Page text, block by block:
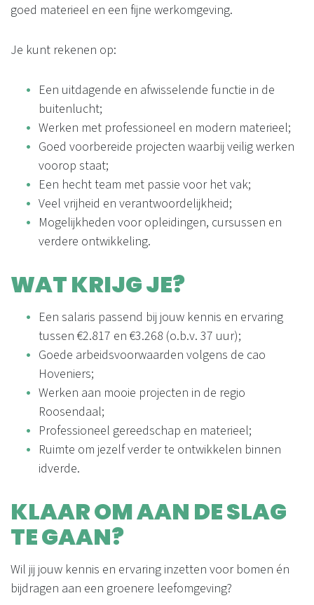
goed materieel en een fijne werkomgeving.
Je kunt rekenen op:
Een uitdagende en afwisselende functie in de
buitenlucht;
Werken met professioneel en modern materieel;
Goed voorbereide projecten waarbij veilig werken
voorop staat;
Een hecht team met passie voor het vak;
Veel vrijheid en verantwoordelijkheid;
Mogelijkheden voor opleidingen, cursussen en
verdere ontwikkeling.
WAT KRIJG JE?
Een salaris passend bij jouw kennis en ervaring
tussen €2.817 en €3.268 (o.b.v. 37 uur);
Goede arbeidsvoorwaarden volgens de cao
Hoveniers;
Werken aan mooie projecten in de regio
Roosendaal;
Professioneel gereedschap en materieel;
Ruimte om jezelf verder te ontwikkelen binnen
idverde.
KLAAR OM AAN DE SLAG
TE GAAN?
Wil jij jouw kennis en ervaring inzetten voor bomen én
bijdragen aan een groenere leefomgeving?